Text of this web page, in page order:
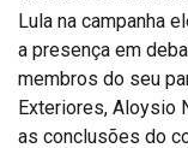
Lula na campanha
a presença em
membros do seu
Exteriores, Aloysio
as conclusões do